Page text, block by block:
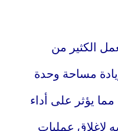
الكثير من
مساحة وحدة
مما يؤثر على أداء
لإغلاق عمليات